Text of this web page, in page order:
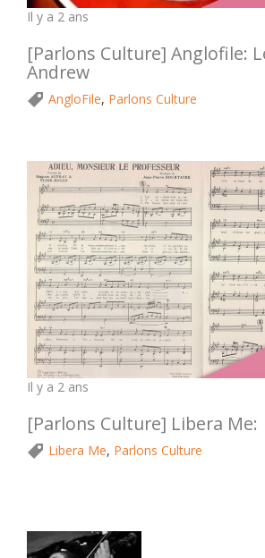
Il y a 2 ans
[Parlons Culture] Anglofile:
Andrew
AngloFile, Parlons Culture
Il y a 2 ans
[Parlons Culture] Libera Me:
Libera Me, Parlons Culture